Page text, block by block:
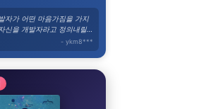
자가 어떤 마음가짐을 가지
신을 개발자라고 정의내릴
- ykm8***